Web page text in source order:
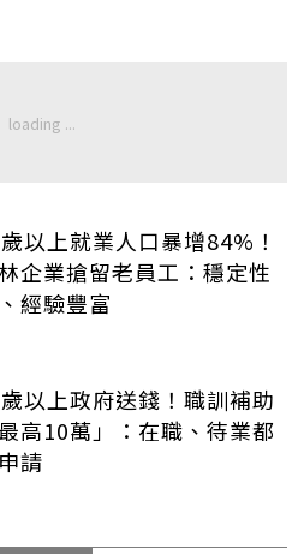
以上就業人口暴增84%！
企業搶留老員工：穩定性
經驗豐富
以上政府送錢！職訓補助
最高10萬」：在職、待業都
請